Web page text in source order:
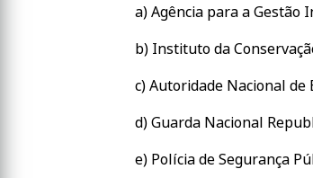
a) Agência para a Gestão
b) Instituto da
c) Autoridade Nacional de
d) Guarda Nacional
e) Polícia de Segurança